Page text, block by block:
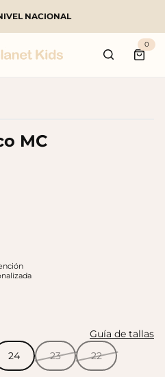
NACIONAL
0
MC
Guía de tallas
24 23 22
Sandalias SUN
$140.000